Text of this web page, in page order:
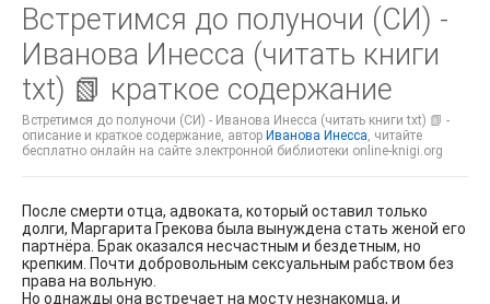
Встретимся до полуночи (СИ) -
Иванова Инесса (читать книги
txt) 📗 краткое содержание
Встретимся до полуночи (СИ) - Иванова Инесса (читать книги txt) 📗 -
описание и краткое содержание, автор Иванова Инесса , читайте
бесплатно онлайн на сайте электронной библиотеки online-knigi.org
После смерти отца, адвоката, который оставил только
долги, Маргарита Грекова была вынуждена стать женой его
партнёра. Брак оказался несчастным и бездетным, но
крепким. Почти добровольным сексуальным рабством без
права на вольную.
Но однажды она встречает на мосту незнакомца, и